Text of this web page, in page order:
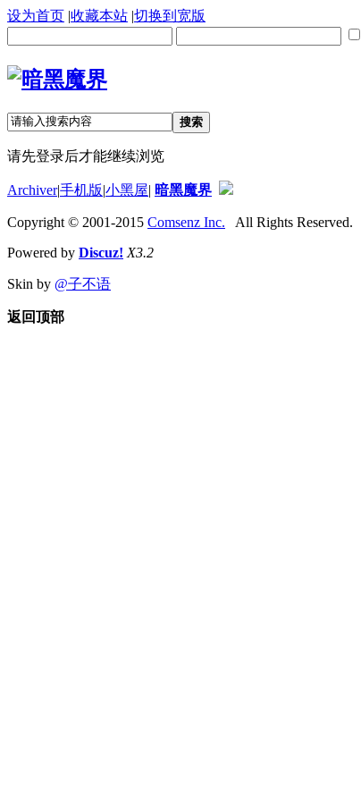
设为首页 |收藏本站 |切换到宽版
搜索
请先登录后才能继续浏览
Archiver|手机版|小黑屋| 暗黑魔界
Copyright © 2001-2015 Comsenz Inc. All Rights Reserved.
Powered by Discuz! X3.2
Skin by @子不语
返回顶部